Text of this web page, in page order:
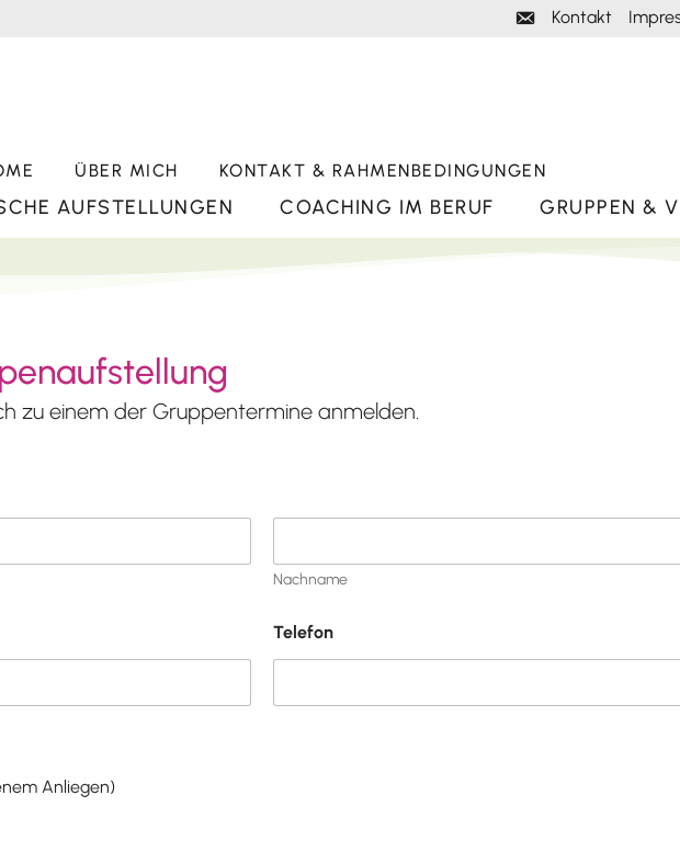
Mail
Kontakt
ÜBER MICH KONTAKT & RAHMENBEDINGUNGEN
AUFSTELLUNGEN COACHING IM BERUF GRUPPEN &
zu einem der Gruppentermine anmelden.
Nachname
Telefon
Anliegen)